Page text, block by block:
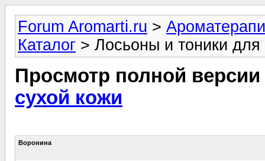
Forum Aromarti.ru >
Каталог > Лосьоны и тоники для
Просмотр полной
сухой кожи
Воронина